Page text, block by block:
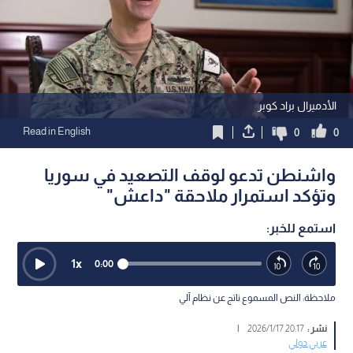
الأدميرال براد كوبر
0
0
Read in English
واشنطن تدعو لوقف التصعيد في سوريا
وتؤكد استمرار ملاحقة "داعش"
استمع للخبر:
0:00
1x
ملاحظة: النص المسموع ناتج عن نظام آلي
نشر :20:17 2026/1/17
|
عربي دولي